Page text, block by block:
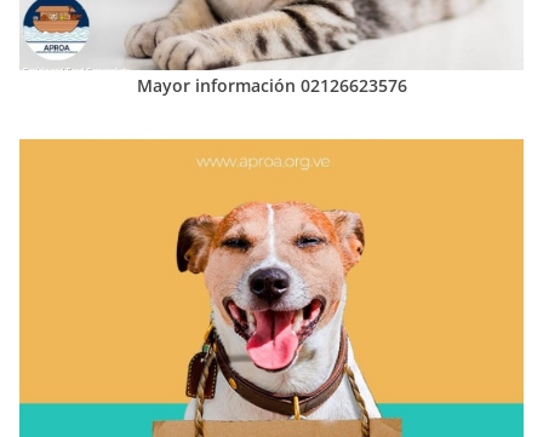
Mayor información 02126623576